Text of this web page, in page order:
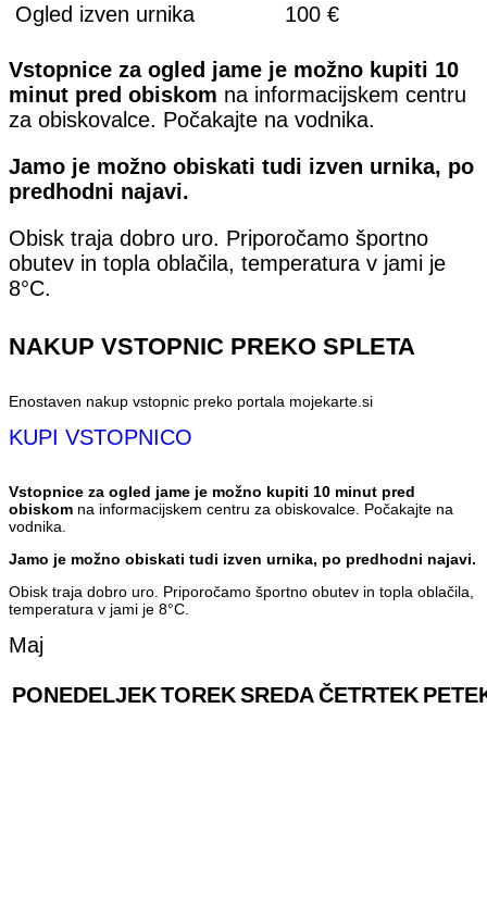
Ogled izven urnika 100 €
Vstopnice za ogled jame je možno kupiti 10
minut pred obiskom na informacijskem centru
za obiskovalce. Počakajte na vodnika.
Jamo je možno obiskati tudi izven urnika, po
predhodni najavi.
Obisk traja dobro uro. Priporočamo športno
obutev in topla oblačila, temperatura v jami je
8°C.
NAKUP VSTOPNIC PREKO SPLETA
Enostaven nakup vstopnic preko portala mojekarte.si
KUPI VSTOPNICO
Vstopnice za ogled jame je možno kupiti 10 minut pred
obiskom na informacijskem centru za obiskovalce. Počakajte na
vodnika.
Jamo je možno obiskati tudi izven urnika, po predhodni najavi.
Obisk traja dobro uro. Priporočamo športno obutev in topla oblačila,
temperatura v jami je 8°C.
Maj
PONEDELJEKTOREKSREDAČETRTEK